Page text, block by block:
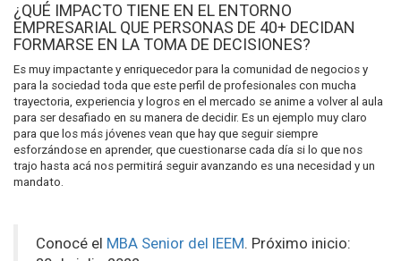
¿QUÉ IMPACTO TIENE EN EL ENTORNO
EMPRESARIAL QUE PERSONAS DE 40+ DECIDAN
FORMARSE EN LA TOMA DE DECISIONES?
Es muy impactante y enriquecedor para la comunidad de negocios y
para la sociedad toda que este perfil de profesionales con mucha
trayectoria, experiencia y logros en el mercado se anime a volver al aula
para ser desafiado en su manera de decidir. Es un ejemplo muy claro
para que los más jóvenes vean que hay que seguir siempre
esforzándose en aprender, que cuestionarse cada día si lo que nos
trajo hasta acá nos permitirá seguir avanzando es una necesidad y un
mandato.
Conocé el MBA Senior del IEEM. Próximo inicio: